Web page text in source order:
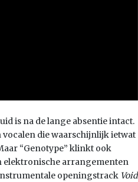
is na de lange absentie intact.
vocalen die waarschijnlijk ietwat
“Genotype” klinkt ook
elektronische arrangementen
openingstrack Void